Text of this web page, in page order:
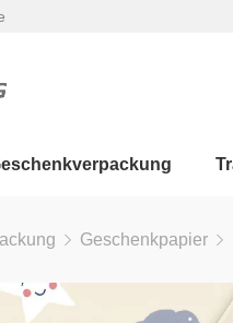
Geschenkpapier